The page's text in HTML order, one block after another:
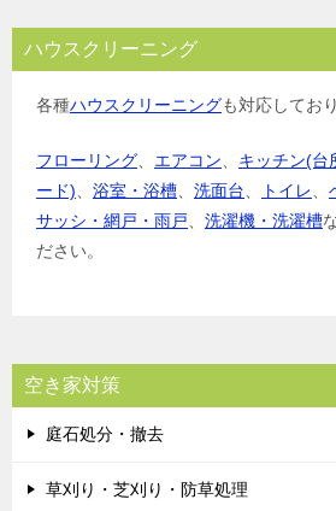
ハウスクリーニング
各種ハウスクリーニングも対応してお
フローリング、 エアコン、 キッチン(台
ード)、 浴室・浴槽、 洗面台、 トイレ、
サッシ・網戸・雨戸、 洗濯機・洗濯槽
ださい。
空き家対策
庭石処分・撤去
草刈り・芝刈り・防草処理